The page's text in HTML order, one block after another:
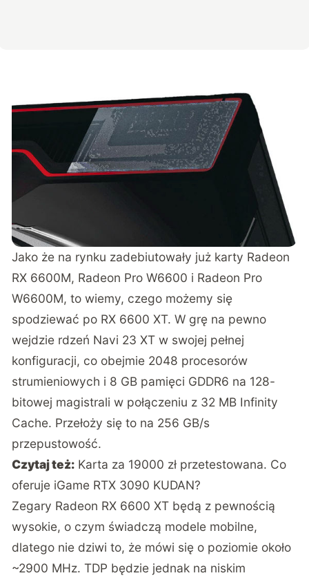
Jako że na rynku zadebiutowały już karty Radeon
RX 6600M, Radeon Pro W6600 i Radeon Pro
W6600M, to wiemy, czego możemy się
spodziewać po RX 6600 XT. W grę na pewno
wejdzie rdzeń Navi 23 XT w swojej pełnej
konfiguracji, co obejmie 2048 procesorów
strumieniowych i 8 GB pamięci GDDR6 na 128-
bitowej magistrali w połączeniu z 32 MB Infinity
Cache. Przełoży się to na 256 GB/s
przepustowość.
Czytaj też: Karta za 19000 zł przetestowana. Co
oferuje iGame RTX 3090 KUDAN?
Zegary Radeon RX 6600 XT będą z pewnością
wysokie, o czym świadczą modele mobilne,
dlatego nie dziwi to, że mówi się o poziomie około
~2900 MHz. TDP będzie jednak na niskim